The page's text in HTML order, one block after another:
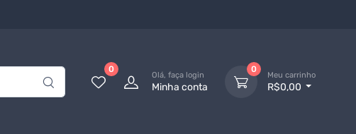
0
Olá, faça login
Minha conta
0
Meu carrinho
R$0,00